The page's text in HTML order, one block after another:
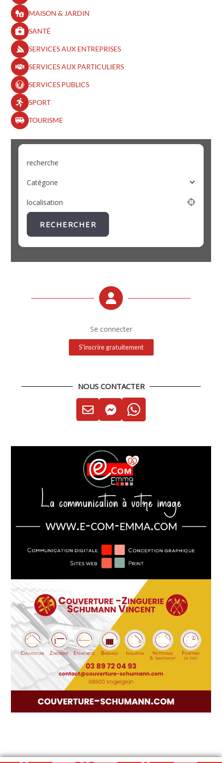
MAISON & JARDIN
SANTÉ
SERVICES AUX ENTREPRISES
SERVICES AUX PARTICULIERS
SERVICES PUBLICS
SPORT
TOURISME
recherche
Catégorie
localisation
RECHERCHER
Se connecter
S'inscrire gratuitement
NOUS CONTACTER